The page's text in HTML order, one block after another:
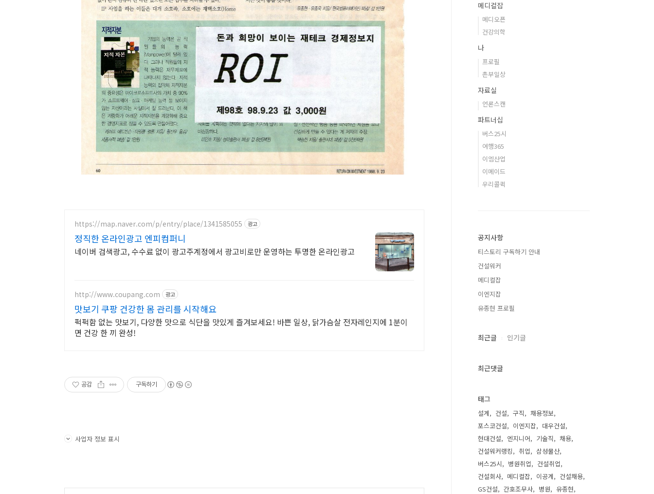
https://map.naver.com/p/entry/place/1341585055 광고
정직한 온라인광고 엔피컴퍼니
네이버 검색광고, 수수료 없이 광고주계정에서 광고비로만 운영하는 투명한 온라인광고
http://www.coupang.com 광고
맛보기 쿠팡 건강한 몸 관리를 시작해요
퍽퍽함 없는 맛보기, 다양한 맛으로 식단을 맛있게 즐겨보세요! 바쁜 일상, 닭가슴살 전자레인지에 1분이
면 건강 한 끼 완성!
공감 구독하기
사업자 정보 표시
메디컬잡
메디오픈
건강의학
나
프로필
촌부일상
자료실
언론스캔
파트너십
버스25시
여행365
이엠산업
이메이드
우리콜퀵
공지사항
티스토리 구독하기 안내
건설워커
메디컬잡
이엔지잡
유종현 프로필
최근글 인기글
최근댓글
태그
설계 건설 구직
채용정보
포스코건설
이엔지잡
대우건설
현대건설
엔지니어 기술직
채용
건설워커랭킹
취업
삼성물산
버스25시
병원취업
건설취업
건설회사
메디컬잡 이공계
건설채용
GS건설
간호조무사 병원
유종현